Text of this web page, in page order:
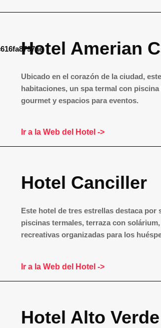
Hotel Amerian
Ubicado en el corazón de la ciudad,
habitaciones, un spa termal con
gourmet y espacios para eventos.
Ir a la Web del Hotel ->
Hotel Canciller
Este hotel de tres estrellas destaca
piscinas termales, terraza con
recreativas organizadas para los
Ir a la Web del Hotel ->
Hotel Alto Verde